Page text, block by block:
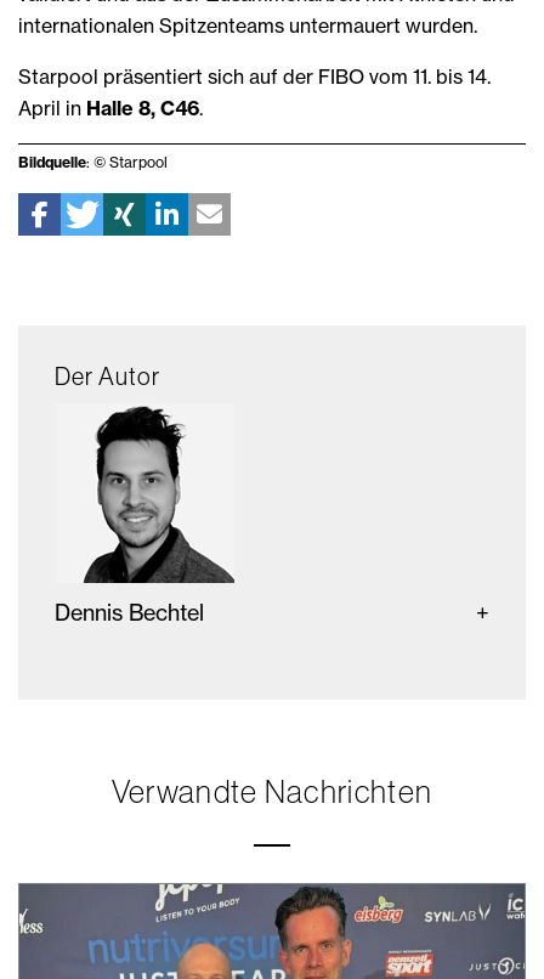
internationalen Spitzenteams untermauert wurden.
Starpool präsentiert sich auf der FIBO vom 11. bis 14.
April in Halle 8, C46.
Bildquelle: © Starpool
Der Autor
Dennis Bechtel
Verwandte Nachrichten